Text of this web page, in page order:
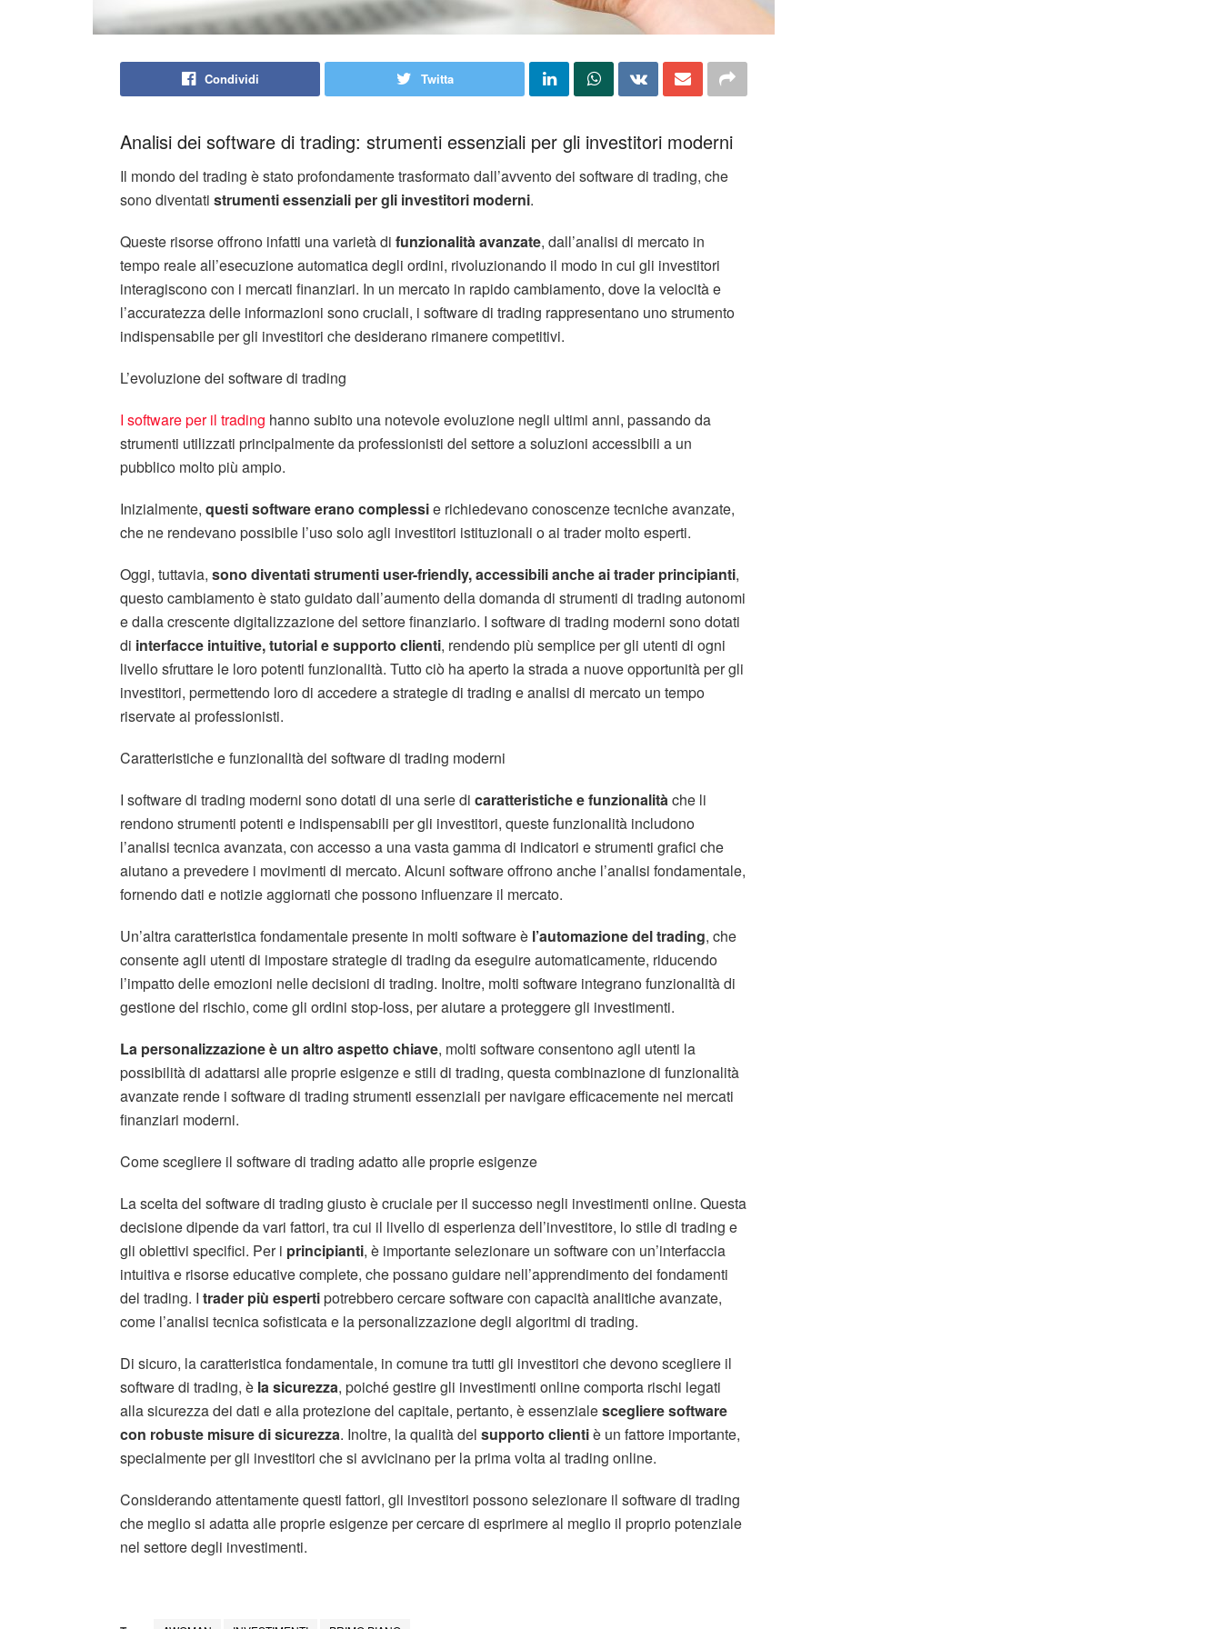
Condividi Twitta
Analisi dei software di trading: strumenti essenziali per gli investitori moderni
Il mondo del trading è stato profondamente trasformato dall’avvento dei software di trading, che
sono diventati strumenti essenziali per gli investitori moderni.
Queste risorse offrono infatti una varietà di funzionalità avanzate, dall’analisi di mercato in
tempo reale all’esecuzione automatica degli ordini, rivoluzionando il modo in cui gli investitori
interagiscono con i mercati finanziari. In un mercato in rapido cambiamento, dove la velocità e
l’accuratezza delle informazioni sono cruciali, i software di trading rappresentano uno strumento
indispensabile per gli investitori che desiderano rimanere competitivi.
L’evoluzione dei software di trading
I software per il trading hanno subito una notevole evoluzione negli ultimi anni, passando da
strumenti utilizzati principalmente da professionisti del settore a soluzioni accessibili a un
pubblico molto più ampio.
Inizialmente, questi software erano complessie richiedevano conoscenze tecniche avanzate,
che ne rendevano possibile l’uso solo agli investitori istituzionali o ai trader molto esperti.
Oggi, tuttavia, sono diventati strumenti user-friendly, accessibili anche ai trader principianti,
questo cambiamento è stato guidato dall’aumento della domanda di strumenti di trading autonomi
e dalla crescente digitalizzazione del settore finanziario. I software di trading moderni sono dotati
di interfacce intuitive, tutorial e supporto clienti, rendendo più semplice per gli utenti di ogni
livello sfruttare le loro potenti funzionalità. Tutto ciò ha aperto la strada a nuove opportunità per gli
investitori, permettendo loro di accedere a strategie di trading e analisi di mercato un tempo
riservate ai professionisti.
Caratteristiche e funzionalità dei software di trading moderni
I software di trading moderni sono dotati di una serie di caratteristiche e funzionalitàche li
rendono strumenti potenti e indispensabili per gli investitori, queste funzionalità includono
l’analisi tecnica avanzata, con accesso a una vasta gamma di indicatori e strumenti grafici che
aiutano a prevedere i movimenti di mercato. Alcuni software offrono anche l’analisi fondamentale,
fornendo dati e notizie aggiornati che possono influenzare il mercato.
Un’altra caratteristica fondamentale presente in molti software è l’automazione del trading, che
consente agli utenti di impostare strategie di trading da eseguire automaticamente, riducendo
l’impatto delle emozioni nelle decisioni di trading. Inoltre, molti software integrano funzionalità di
gestione del rischio, come gli ordini stop-loss, per aiutare a proteggere gli investimenti.
La personalizzazione è un altro aspetto chiave, molti software consentono agli utenti la
possibilità di adattarsi alle proprie esigenze e stili di trading, questa combinazione di funzionalità
avanzate rende i software di trading strumenti essenziali per navigare efficacemente nei mercati
finanziari moderni.
Come scegliere il software di trading adatto alle proprie esigenze
La scelta del software di trading giusto è cruciale per il successo negli investimenti online. Questa
decisione dipende da vari fattori, tra cui il livello di esperienza dell’investitore, lo stile di trading e
gli obiettivi specifici. Per i principianti, è importante selezionare un software con un’interfaccia
intuitiva e risorse educative complete, che possano guidare nell’apprendimento dei fondamenti
del trading. I trader più espertipotrebbero cercare software con capacità analitiche avanzate,
come l’analisi tecnica sofisticata e la personalizzazione degli algoritmi di trading.
Di sicuro, la caratteristica fondamentale, in comune tra tutti gli investitori che devono scegliere il
software di trading, è la sicurezza, poiché gestire gli investimenti online comporta rischi legati
alla sicurezza dei dati e alla protezione del capitale, pertanto, è essenzialescegliere software
con robuste misure di sicurezza. Inoltre, la qualità del supporto clientiè un fattore importante,
specialmente per gli investitori che si avvicinano per la prima volta al trading online.
Considerando attentamente questi fattori, gli investitori possono selezionare il software di trading
che meglio si adatta alle proprie esigenze per cercare di esprimere al meglio il proprio potenziale
nel settore degli investimenti.